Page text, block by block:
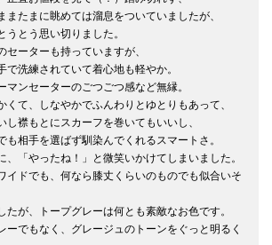
またまに眺めては溜息をついていましたが、
うとう思い切りました。
セーターも持っていますが、
で洗練されていて着心地も軽やか。
マンセーターのごつごつ感など無縁。
くて、しなやかでふんわりとゆとりもあって、
し襟もとにスカーフを巻いてもいいし、
も相手を選ばず馴染んでくれるスマートさ。
、「やったね！」と微笑いかけてしまいました。
イドでも、何なら膝丈くらいのものでも似合いそ
たが、トープグレーは何とも素敵なお色です。
ーでもなく、グレージュのトーンをぐっと明るく